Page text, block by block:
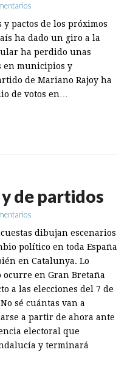
y pactos de los próximos
ha dado un giro a la
ha perdido unas
en municipios y
de Mariano Rajoy ha
de votos en…
de partidos
dibujan escenarios
político en toda España
en Catalunya. Lo
ocurre en Gran Bretaña
a las elecciones del 7 de
sé cuántas van a
a partir de ahora ante
electoral que
y terminará